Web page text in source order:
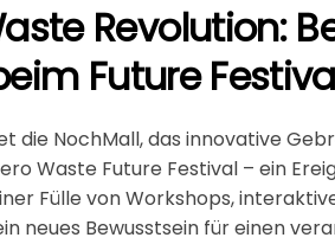
Revolution:
Future
die NochMall, das innovative
Waste Future Festival – ein
Fülle von Workshops,
neues Bewusstsein für einen